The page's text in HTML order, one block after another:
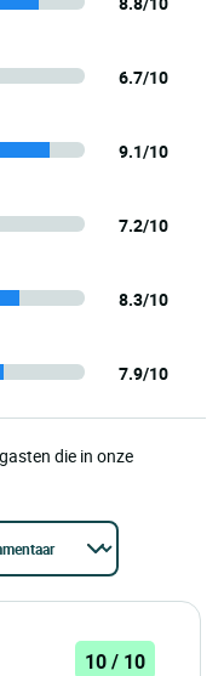
6.7/10
9.1/10
7.2/10
8.3/10
7.9/10
die in onze
10 / 10